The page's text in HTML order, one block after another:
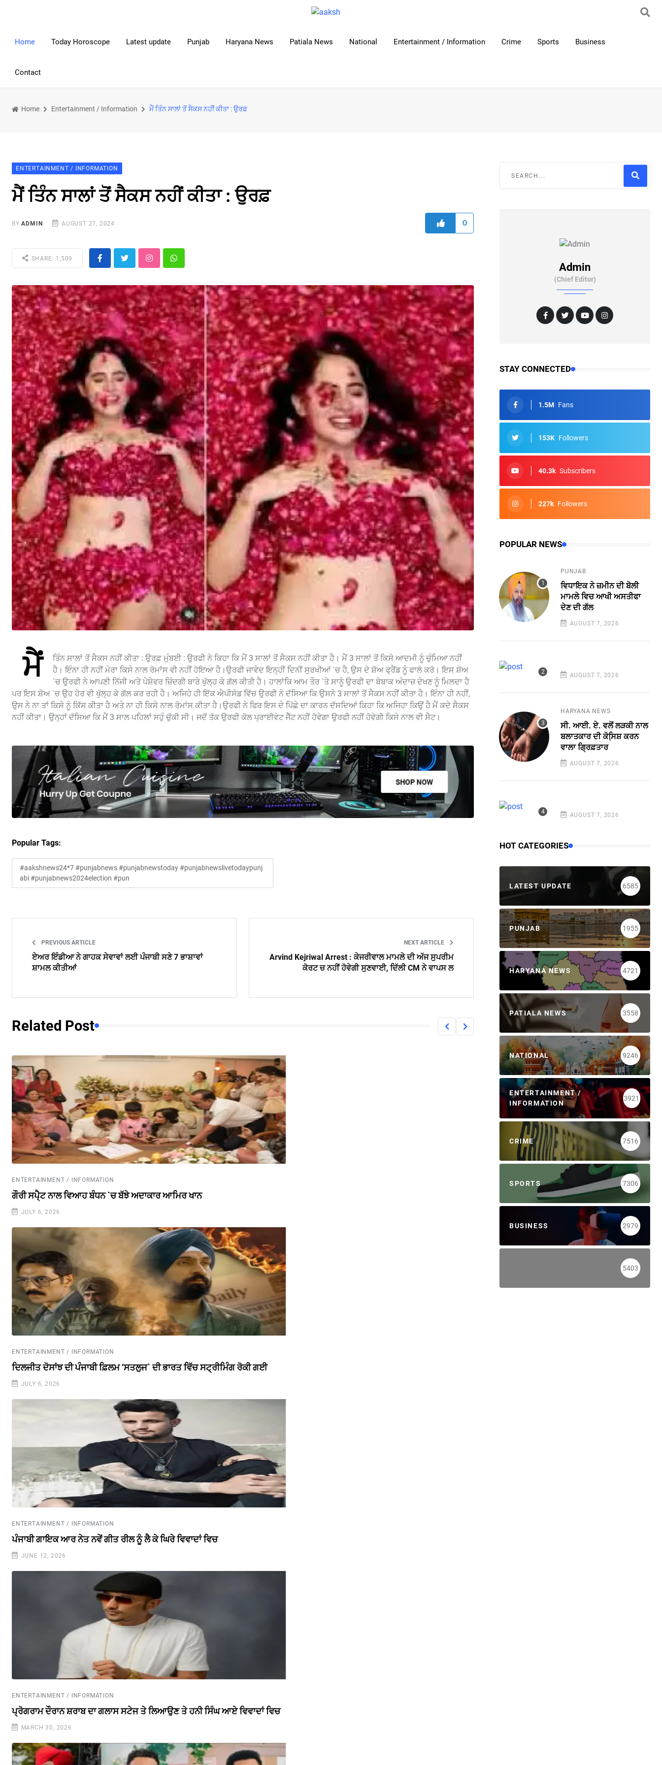
Home Today Horoscope Latest update Punjab Haryana News Patiala News National Entertainment / Information Crime Sports Business
Contact
Home Entertainment / Information ਮੈਂ ਤਿੰਨ ਸਾਲਾਂ ਤੋਂ ਸੈਕਸ ਨਹੀਂ ਕੀਤਾ : ਉਰਫ਼
ENTERTAINMENT / INFORMATION
ਮੈਂ ਤਿੰਨ ਸਾਲਾਂ ਤੋਂ ਸੈਕਸ ਨਹੀਂ ਕੀਤਾ : ਉਰਫ਼
BYADMIN AUGUST 27, 2024 0
SHARE: 1,509
ਮੈਂ
ਤਿੰਨ ਸਾਲਾਂ ਤੋਂ ਸੈਕਸ ਨਹੀਂ ਕੀਤਾ : ਉਰਫ਼ ਮੁੰਬਈ : ਉਰਫੀ ਨੇ ਕਿਹਾ ਕਿ ਮੈਂ 3 ਸਾਲਾਂ ਤੋਂ ਸੈਕਸ ਨਹੀਂ ਕੀਤਾ ਹੈ। ਮੈਂ 3 ਸਾਲਾਂ ਤੋਂ ਕਿਸੇ ਆਦਮੀ ਨੂੰ ਚੁੰਮਿਆ ਨਹੀਂ
ਹੈ। ਇੰਨਾ ਹੀ ਨਹੀਂ ਮੇਰਾ ਕਿਸੇ ਨਾਲ ਰੋਮਾਂਸ ਵੀ ਨਹੀਂ ਹੋਇਆ ਹੈ।ਉਰਫੀ ਜਾਵੇਦ ਇਨ੍ਹੀਂ ਦਿਨੀਂ ਸੁਰਖੀਆਂ `ਚ ਹੈ, ਉਸ ਦੇ ਸ਼ੋਅ ਫ੍ਰੈਂਡ ਨੂੰ ਫਾਲੋ ਕਰੋ। ਇਸ ਸ਼ੋਅ
`ਚ ਉਰਫੀ ਨੇ ਆਪਣੀ ਨਿੱਜੀ ਅਤੇ ਪੇਸ਼ੇਵਰ ਜ਼ਿੰਦਗੀ ਬਾਰੇ ਖੁੱਲ੍ਹ ਕੇ ਗੱਲ ਕੀਤੀ ਹੈ। ਹਾਲਾਂਕਿ ਆਮ ਤੌਰ `ਤੇ ਸਾਨੂੰ ਉਰਫੀ ਦਾ ਬੇਬਾਕ ਅੰਦਾਜ਼ ਦੇਖਣ ਨੂੰ ਮਿਲਦਾ ਹੈ
ਪਰ ਇਸ ਸ਼ੋਅ `ਚ ਉਹ ਹੋਰ ਵੀ ਖੁੱਲ੍ਹ ਕੇ ਗੱਲ ਕਰ ਰਹੀ ਹੈ। ਅਜਿਹੇ ਹੀ ਇੱਕ ਐਪੀਸੋਡ ਵਿੱਚ ਉਰਫੀ ਨੇ ਦੱਸਿਆ ਕਿ ਉਸਨੇ 3 ਸਾਲਾਂ ਤੋਂ ਸੈਕਸ ਨਹੀਂ ਕੀਤਾ ਹੈ। ਇੰਨਾ ਹੀ ਨਹੀਂ,
ਉਸ ਨੇ ਨਾ ਤਾਂ ਕਿਸੇ ਨੂੰ ਕਿੱਸ ਕੀਤਾ ਹੈ ਅਤੇ ਨਾ ਹੀ ਕਿਸੇ ਨਾਲ ਰੋਮਾਂਸ ਕੀਤਾ ਹੈ।ਉਰਫੀ ਨੇ ਫਿਰ ਇਸ ਦੇ ਪਿੱਛੇ ਦਾ ਕਾਰਨ ਦੱਸਦਿਆਂ ਕਿਹਾ ਕਿ ਅਜਿਹਾ ਕਿਉਂ ਹੈ ਮੈਂ ਕਦੇ ਸੈਕਸ
ਨਹੀਂ ਕੀਤਾ। ਉਨ੍ਹਾਂ ਦੱਸਿਆ ਕਿ ਮੈਂ 3 ਸਾਲ ਪਹਿਲਾਂ ਸਹੁੰ ਚੁੱਕੀ ਸੀ। ਜਦੋਂ ਤੱਕ ਉਰਫੀ ਕੋਲ ਪ੍ਰਾਈਵੇਟ ਜੈੱਟ ਨਹੀਂ ਹੋਵੇਗਾ ਉਰਫੀ ਨਹੀਂ ਹੋਵੇਗੀ ਕਿਸੇ ਨਾਲ ਵੀ ਸੈਟ।
Popular Tags:
#aakshnews24*7 #punjabnews #punjabnewstoday #punjabnewslivetodaypunj
abi #punjabnews2024election #pun
PREVIOUS ARTICLE
ਏਅਰ ਇੰਡੀਆ ਨੇ ਗਾਹਕ ਸੇਵਾਵਾਂ ਲਈ ਪੰਜਾਬੀ ਸਣੇ 7 ਭਾਸ਼ਾਵਾਂ
ਸ਼ਾਮਲ ਕੀਤੀਆਂ
NEXT ARTICLE
Arvind Kejriwal Arrest : ਕੇਜਰੀਵਾਲ ਮਾਮਲੇ ਦੀ ਅੱਜ ਸੁਪਰੀਮ
ਕੋਰਟ ਚ ਨਹੀਂ ਹੋਵੇਗੀ ਸੁਣਵਾਈ, ਦਿੱਲੀ CM ਨੇ ਵਾਪਸ ਲ
Related Post
ENTERTAINMENT / INFORMATION
ਗੌਰੀ ਸਪੈ੍ਟ ਨਾਲ ਵਿਆਹ ਬੰਧਨ `ਚ ਬੱਝੇ ਅਦਾਕਾਰ ਆਮਿਰ ਖਾਨ
JULY 6, 2026
ENTERTAINMENT / INFORMATION
ਦਿਲਜੀਤ ਦੋਸਾਂਝ ਦੀ ਪੰਜਾਬੀ ਫ਼ਿਲਮ ‘ਸਤਲੁਜ` ਦੀ ਭਾਰਤ ਵਿੱਚ ਸਟ੍ਰੀਮਿੰਗ ਰੋਕੀ ਗਈ
JULY 6, 2026
ENTERTAINMENT / INFORMATION
ਪੰਜਾਬੀ ਗਾਇਕ ਆਰ ਨੇਤ ਨਵੇਂ ਗੀਤ ਰੀਲ ਨੂੰ ਲੈ ਕੇ ਘਿਰੇ ਵਿਵਾਦਾਂ ਵਿਚ
JUNE 12, 2026
ENTERTAINMENT / INFORMATION
ਪ੍ਰੋਗਰਾਮ ਦੌਰਾਨ ਸ਼ਰਾਬ ਦਾ ਗਲਾਸ ਸਟੇਜ ਤੇ ਲਿਆਉਣ ਤੇ ਹਨੀ ਸਿੰਘ ਆਏ ਵਿਵਾਦਾਂ ਵਿਚ
MARCH 30, 2026
Admin
(Chief Editor)
STAY CONNECTED
1.5M Fans
153K Followers
40.3k Subscribers
227k Followers
POPULAR NEWS
PUNJAB
ਵਿਧਾਇਕ ਨੇ ਜ਼ਮੀਨ ਦੀ ਬੋਲੀ
ਮਾਮਲੇ ਵਿਚ ਆਖੀ ਅਸਤੀਫਾ
ਦੇਣ ਦੀ ਗੱਲ
AUGUST 7, 2026
AUGUST 7, 2026
HARYANA NEWS
ਸੀ. ਆਈ. ਏ. ਵਲੋਂ ਲੜਕੀ ਨਾਲ
ਬਲਾਤਕਾਰ ਦੀ ਕੋਸਿ਼ਸ਼ ਕਰਨ
ਵਾਲਾ ਗ੍ਰਿਫ਼ਤਾਰ
AUGUST 7, 2026
AUGUST 7, 2026
HOT CATEGORIES
LATEST UPDATE 6585
PUNJAB 1955
HARYANA NEWS 4721
PATIALA NEWS 3558
NATIONAL 9246
ENTERTAINMENT /
INFORMATION
3921
CRIME 7516
SPORTS 7306
BUSINESS 2979
5403